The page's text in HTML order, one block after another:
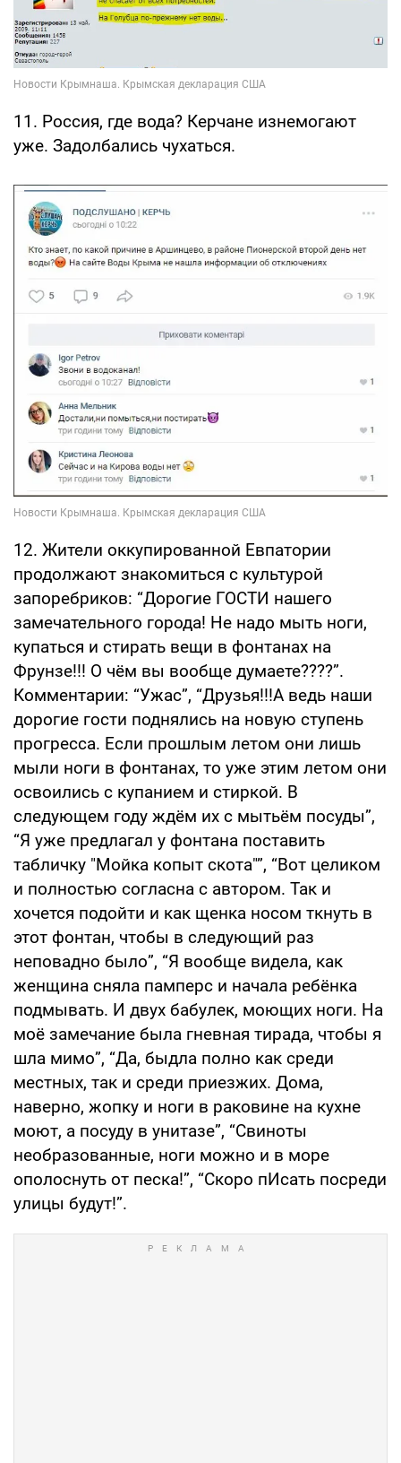
11. Россия, где вода? Керчане изнемогают
уже. Задолбались чухаться.
12. Жители оккупированной Евпатории
продолжают знакомиться с культурой
запоребриков: “Дорогие ГОСТИ нашего
замечательного города! Не надо мыть ноги,
купаться и стирать вещи в фонтанах на
Фрунзе!!! О чём вы вообще думаете????”.
Комментарии: “Ужас”, “Друзья!!!А ведь наши
дорогие гости поднялись на новую ступень
прогресса. Если прошлым летом они лишь
мыли ноги в фонтанах, то уже этим летом они
освоились с купанием и стиркой. В
следующем году ждём их с мытьём посуды”,
“Я уже предлагал у фонтана поставить
табличку "Мойка копыт скота"”, “Вот целиком
и полностью согласна с автором. Так и
хочется подойти и как щенка носом ткнуть в
этот фонтан, чтобы в следующий раз
неповадно было”, “Я вообще видела, как
женщина сняла памперс и начала ребёнка
подмывать. И двух бабулек, моющих ноги. На
моё замечание была гневная тирада, чтобы я
шла мимо”, “Да, быдла полно как среди
местных, так и среди приезжих. Дома,
наверно, жопку и ноги в раковине на кухне
моют, а посуду в унитазе”, “Свиноты
необразованные, ноги можно и в море
ополоснуть от песка!”, “Скоро пИсать посреди
улицы будут!”.